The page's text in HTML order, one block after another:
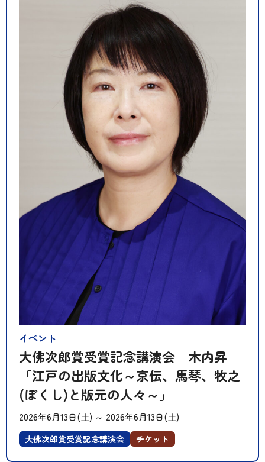
大佛次郎賞受賞記念講演会 木内昇
「江戸の出版文化～京伝、馬琴、牧之
(ぼくし)と版元の人々～」
イベント
2026年6月13日(土) ～ 2026年6月13日(土)
大佛次郎賞受賞記念講演会 チケット